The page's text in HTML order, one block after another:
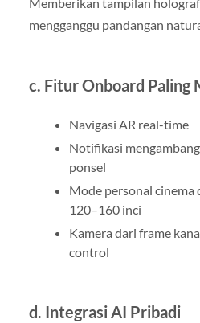
Memberikan tampilan
mengganggu pandangan
c. Fitur Onboard Paling
Navigasi AR real-time
Notifikasi
ponsel
Mode personal cinema
120–160 inci
Kamera dari frame
control
d. Integrasi AI Pribadi